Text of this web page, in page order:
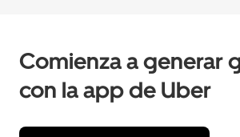
Comienza a generar
con la app de Uber